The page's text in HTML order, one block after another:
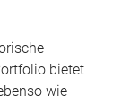
bietet
wie